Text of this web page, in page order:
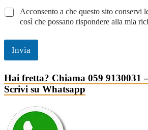
Acconsento a che questo sito conservi
così che possano rispondere alla mia
Invia
Hai fretta? Chiama 059 9130031
Scrivi su Whatsapp